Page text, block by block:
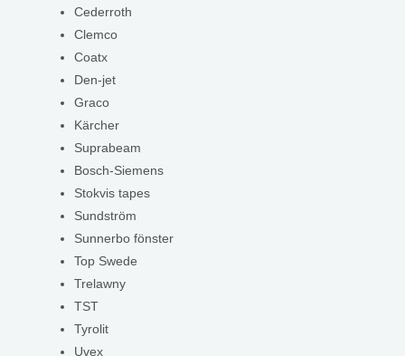
Cederroth
Clemco
Coatx
Den-jet
Graco
Kärcher
Suprabeam
Bosch-Siemens
Stokvis tapes
Sundström
Sunnerbo fönster
Top Swede
Trelawny
TST
Tyrolit
Uvex